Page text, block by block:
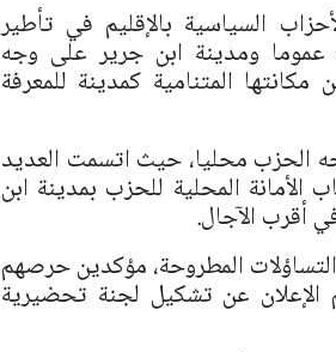
السياسية بالإقليم في تأطير
عموما ومدينة ابن جرير على وجه
المتنامية كمدينة للمعرفة
الحزب محليا، حيث اتسمت العديد
الأمانة المحلية للحزب بمدينة ابن
أقرب الآجال.
المطروحة، مؤكدين حرصهم
الإعلان عن تشكيل لجنة تحضيرية